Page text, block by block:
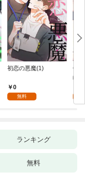
初恋の悪魔(1)
0
無料
齢
ランキング
無料